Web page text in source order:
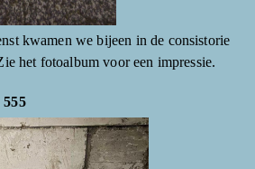
kwamen we bijeen in de consistorie
het fotoalbum voor een impressie.